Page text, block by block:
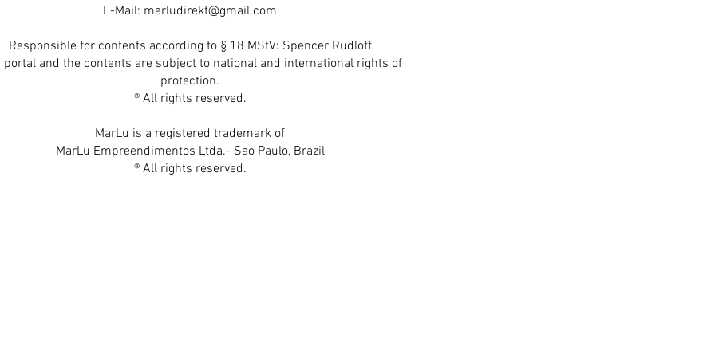
E-Mail: marludirekt@gmail.com
Responsible for contents according to § 18 MStV: Spencer Rudloff
portal and the contents are subject to national and international rights of
protection.
® All rights reserved.
MarLu is a registered trademark of
MarLu Empreendimentos Ltda.- Sao Paulo, Brazil
® All rights reserved.